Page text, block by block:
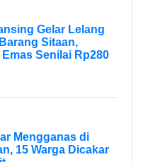
Gelar Lelang
Sitaan,
Senilai Rp280
Mengganas di
15 Warga Dicakar